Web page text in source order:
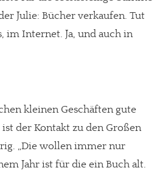
Julie: Bücher verkaufen. Tut
im Internet. Ja, und auch in
kleinen Geschäften gute
der Kontakt zu den Großen
„Die wollen immer nur
Jahr ist für die ein Buch alt.